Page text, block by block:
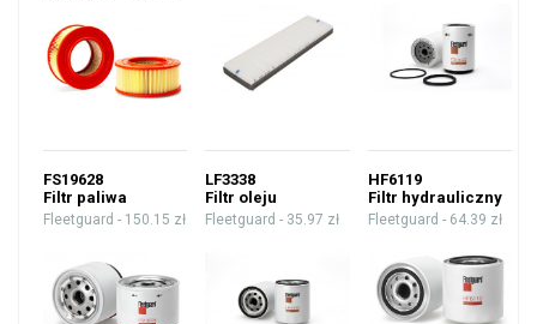
FS19628
Filtr paliwa
Fleetguard - 150.15 zł
LF3338
Filtr oleju
Fleetguard - 35.97 zł
HF6119
Filtr hydrauliczny
Fleetguard - 64.39 zł